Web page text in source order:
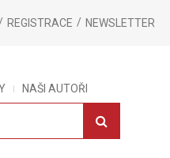
REGISTRACE NEWSLETTER
NAŠI AUTOŘI